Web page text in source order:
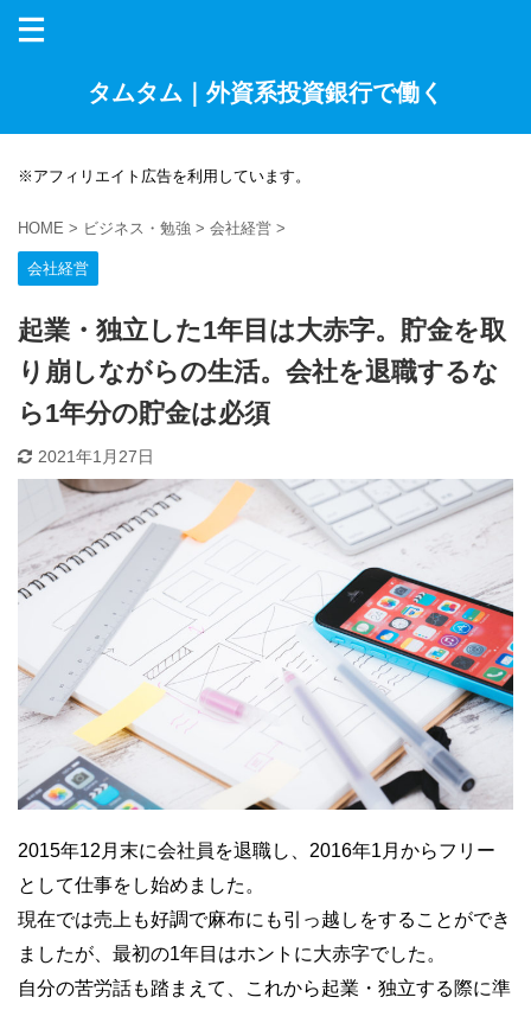
タムタム｜外資系投資銀行で働く
※アフィリエイト広告を利用しています。
HOME > ビジネス・勉強 > 会社経営 >
会社経営
起業・独立した1年目は大赤字。貯金を取
り崩しながらの生活。会社を退職するな
ら1年分の貯金は必須
2021年1月27日
2015年12月末に会社員を退職し、2016年1月からフリー
として仕事をし始めました。
現在では売上も好調で麻布にも引っ越しをすることができ
ましたが、最初の1年目はホントに大赤字でした。
自分の苦労話も踏まえて、これから起業・独立する際に準